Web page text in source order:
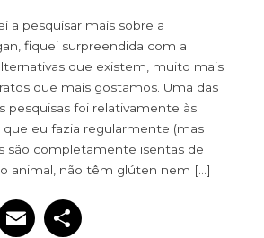
a pesquisar mais sobre a
fiquei surpreendida com a
que existem, muito mais
que mais gostamos. Uma das
pesquisas foi relativamente às
que eu fazia regularmente (mas
são completamente isentas de
animal, não têm glúten nem […]
Email